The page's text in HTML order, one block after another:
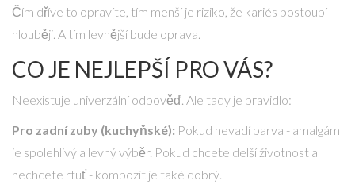
Čím dříve to opravíte, tím menší je riziko, že kariés postoupí
hlouběji. A tím levnější bude oprava.
CO JE NEJLEPŠÍ PRO VÁS?
Neexistuje univerzální odpověď. Ale tady je pravidlo:
Pro zadní zuby (kuchyňské): Pokud nevadí barva - amalgám
je spolehlivý a levný výběr. Pokud chcete delší životnost a
nechcete rtuť - kompozit je také dobrý.